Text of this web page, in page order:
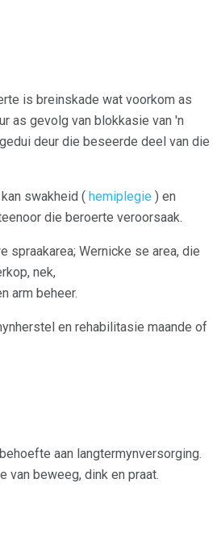
is breinskade wat voorkom as
as gevolg van blokkasie van 'n
deur die beseerde deel van die
swakheid ( hemiplegie ) en
die beroerte veroorsaak.
spraakarea; Wernicke se area, die
nek,
arm beheer.
en rehabilitasie maande of
aan langtermynversorging.
van beweeg, dink en praat.